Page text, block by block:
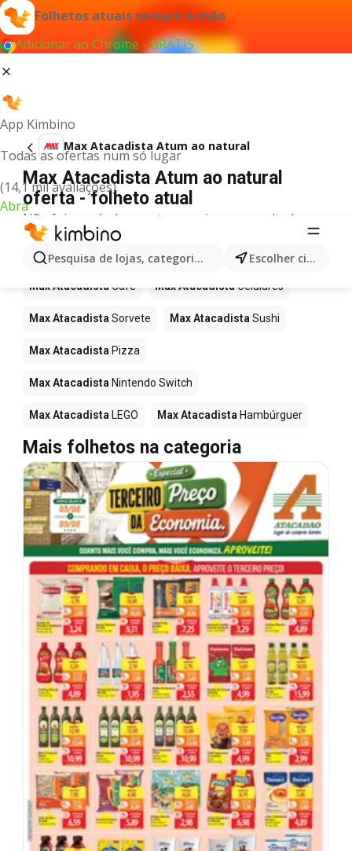
Folhetos atuais sempre à mão
Adicionar ao Chrome - GRÁTIS
App Kimbino
Todas as ofertas num só lugar
(14,1 mil avaliações)
Abra
Pesquisa de lojas, categorias,produtos... Escolher cidade
Max Atacadista Atum ao natural
Max Atacadista Atum ao natural
oferta - folheto atual
Não foi possível encontrar quaisquer resultados
para este termo.
Mais produtos em Max Atacadista
Max Atacadista Café Max Atacadista Celulares
Max Atacadista Sorvete Max Atacadista Sushi
Max Atacadista Pizza
Max Atacadista Nintendo Switch
Max Atacadista LEGO Max Atacadista Hambúrguer
Mais folhetos na categoria